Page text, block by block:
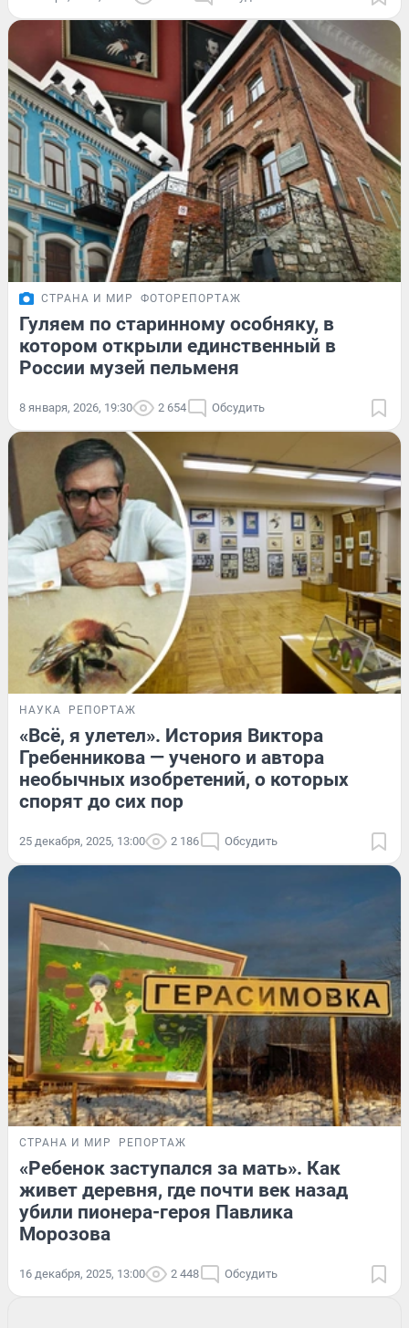
СТРАНА И МИР ФОТОРЕПОРТАЖ
Гуляем по старинному особняку, в
котором открыли единственный в
России музей пельменя
8 января, 2026, 19:30 2 654 Обсудить
НАУКА РЕПОРТАЖ
«Всё, я улетел». История Виктора
Гребенникова — ученого и автора
необычных изобретений, о которых
спорят до сих пор
25 декабря, 2025, 13:00 2 186 Обсудить
СТРАНА И МИР РЕПОРТАЖ
«Ребенок заступался за мать». Как
живет деревня, где почти век назад
убили пионера-героя Павлика
Морозова
16 декабря, 2025, 13:00 2 448 Обсудить